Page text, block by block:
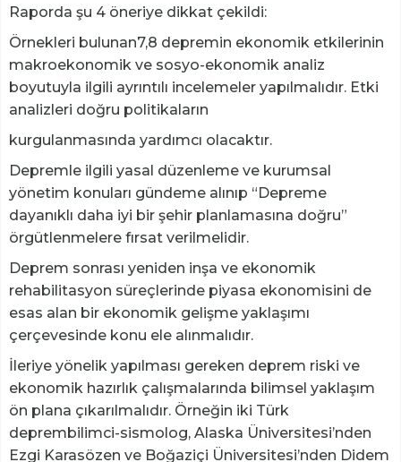
Raporda şu 4 öneriye dikkat çekildi:
Örnekleri bulunan7,8 depremin ekonomik etkilerinin
makroekonomik ve sosyo-ekonomik analiz
boyutuyla ilgili ayrıntılı incelemeler yapılmalıdır. Etki
analizleri doğru politikaların
kurgulanmasında yardımcı olacaktır.
Depremle ilgili yasal düzenleme ve kurumsal
yönetim konuları gündeme alınıp “Depreme
dayanıklı daha iyi bir şehir planlamasına doğru”
örgütlenmelere fırsat verilmelidir.
Deprem sonrası yeniden inşa ve ekonomik
rehabilitasyon süreçlerinde piyasa ekonomisini de
esas alan bir ekonomik gelişme yaklaşımı
çerçevesinde konu ele alınmalıdır.
İleriye yönelik yapılması gereken deprem riski ve
ekonomik hazırlık çalışmalarında bilimsel yaklaşım
ön plana çıkarılmalıdır. Örneğin iki Türk
deprembilimci-sismolog, Alaska Üniversitesi’nden
Ezgi Karasözen ve Boğaziçi Üniversitesi’nden Didem